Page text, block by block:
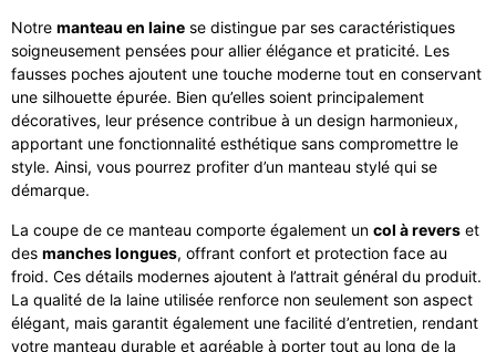
Notre manteau en laine se distingue par ses caractéristiques
soigneusement pensées pour allier élégance et praticité. Les
fausses poches ajoutent une touche moderne tout en conservant
une silhouette épurée. Bien qu’elles soient principalement
décoratives, leur présence contribue à un design harmonieux,
apportant une fonctionnalité esthétique sans compromettre le
style. Ainsi, vous pourrez profiter d’un manteau stylé qui se
démarque.
La coupe de ce manteau comporte également un col à revers et
des manches longues, offrant confort et protection face au
froid. Ces détails modernes ajoutent à l’attrait général du produit.
La qualité de la laine utilisée renforce non seulement son aspect
élégant, mais garantit également une facilité d’entretien, rendant
votre manteau durable et agréable à porter tout au long de la